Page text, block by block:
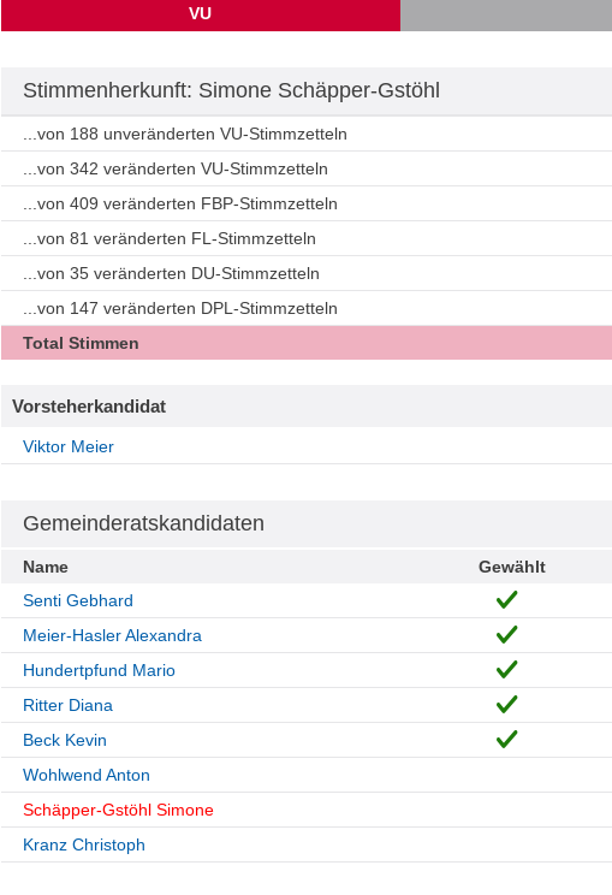
VU
Stimmenherkunft: Simone Schäpper-Gstöhl
...von 188 unveränderten VU-Stimmzetteln
...von 342 veränderten VU-Stimmzetteln
...von 409 veränderten FBP-Stimmzetteln
...von 81 veränderten FL-Stimmzetteln
...von 35 veränderten DU-Stimmzetteln
...von 147 veränderten DPL-Stimmzetteln
Total Stimmen
Vorsteherkandidat
Viktor Meier
Gemeinderatskandidaten
Name Gewählt
Senti Gebhard
Meier-Hasler Alexandra
Hundertpfund Mario
Ritter Diana
Beck Kevin
Wohlwend Anton
Schäpper-Gstöhl Simone
Kranz Christoph